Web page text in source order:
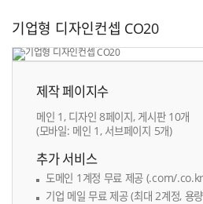
기업형 디자인컨셉 CO20
제작 페이지수
메인 1, 디자인 8페이지, 게시판 10개
(모바일: 메인 1, 서브페이지 5개)
추가 서비스
도메인 1계정 무료 제공 (.com/
기업 메일 무료 제공 (최대 2계정, 용